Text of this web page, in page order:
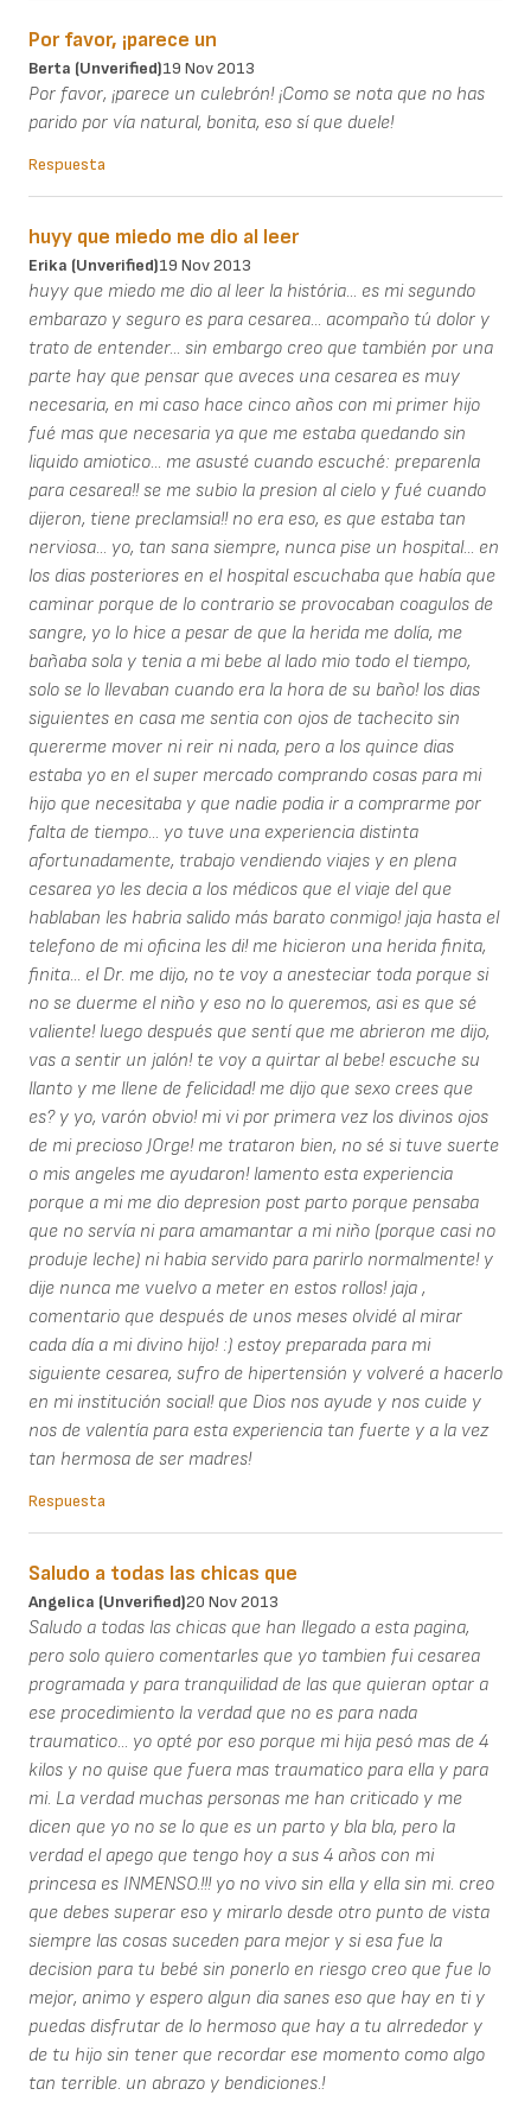
Por favor, ¡parece un
Berta (unverified)19 Nov 2013
Por favor, ¡parece un culebrón! ¡Como se nota que no has
parido por vía natural, bonita, eso sí que duele!
Respuesta
huyy que miedo me dio al leer
Erika (unverified)19 Nov 2013
huyy que miedo me dio al leer la história... es mi segundo
embarazo y seguro es para cesarea... acompaño tú dolor y
trato de entender... sin embargo creo que también por una
parte hay que pensar que aveces una cesarea es muy
necesaria, en mi caso hace cinco años con mi primer hijo
fué mas que necesaria ya que me estaba quedando sin
liquido amiotico... me asusté cuando escuché: preparenla
para cesarea!! se me subio la presion al cielo y fué cuando
dijeron, tiene preclamsia!! no era eso, es que estaba tan
nerviosa... yo, tan sana siempre, nunca pise un hospital... en
los dias posteriores en el hospital escuchaba que había que
caminar porque de lo contrario se provocaban coagulos de
sangre, yo lo hice a pesar de que la herida me dolía, me
bañaba sola y tenia a mi bebe al lado mio todo el tiempo,
solo se lo llevaban cuando era la hora de su baño! los dias
siguientes en casa me sentia con ojos de tachecito sin
quererme mover ni reir ni nada, pero a los quince dias
estaba yo en el super mercado comprando cosas para mi
hijo que necesitaba y que nadie podia ir a comprarme por
falta de tiempo... yo tuve una experiencia distinta
afortunadamente, trabajo vendiendo viajes y en plena
cesarea yo les decia a los médicos que el viaje del que
hablaban les habria salido más barato conmigo! jaja hasta el
telefono de mi oficina les di! me hicieron una herida finita,
finita... el Dr. me dijo, no te voy a anesteciar toda porque si
no se duerme el niño y eso no lo queremos, asi es que sé
valiente! luego después que sentí que me abrieron me dijo,
vas a sentir un jalón! te voy a quirtar al bebe! escuche su
llanto y me llene de felicidad! me dijo que sexo crees que
es? y yo, varón obvio! mi vi por primera vez los divinos ojos
de mi precioso JOrge! me trataron bien, no sé si tuve suerte
o mis angeles me ayudaron! lamento esta experiencia
porque a mi me dio depresion post parto porque pensaba
que no servía ni para amamantar a mi niño (porque casi no
produje leche) ni habia servido para parirlo normalmente! y
dije nunca me vuelvo a meter en estos rollos! jaja ,
comentario que después de unos meses olvidé al mirar
cada día a mi divino hijo! :) estoy preparada para mi
siguiente cesarea, sufro de hipertensión y volveré a hacerlo
en mi institución social! que Dios nos ayude y nos cuide y
nos de valentía para esta experiencia tan fuerte y a la vez
tan hermosa de ser madres!
Respuesta
Saludo a todas las chicas que
Angelica (unverified)20 Nov 2013
Saludo a todas las chicas que han llegado a esta pagina,
pero solo quiero comentarles que yo tambien fui cesarea
programada y para tranquilidad de las que quieran optar a
ese procedimiento la verdad que no es para nada
traumatico... yo opté por eso porque mi hija pesó mas de 4
kilos y no quise que fuera mas traumatico para ella y para
mi. La verdad muchas personas me han criticado y me
dicen que yo no se lo que es un parto y bla bla, pero la
verdad el apego que tengo hoy a sus 4 años con mi
princesa es INMENSO.!!! yo no vivo sin ella y ella sin mi. creo
que debes superar eso y mirarlo desde otro punto de vista
siempre las cosas suceden para mejor y si esa fue la
decision para tu bebé sin ponerlo en riesgo creo que fue lo
mejor, animo y espero algun dia sanes eso que hay en ti y
puedas disfrutar de lo hermoso que hay a tu alrrededor y
de tu hijo sin tener que recordar ese momento como algo
tan terrible. un abrazo y bendiciones.!